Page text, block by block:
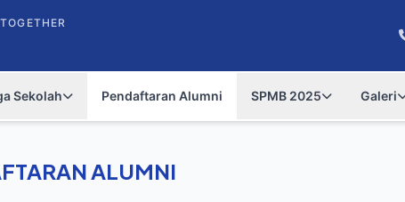
Sekolah Pendaftaran Alumni SPMB 2025 Galeri
ALUMNI